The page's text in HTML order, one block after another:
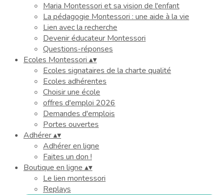
Maria Montessori et sa vision de l'enfant
La pédagogie Montessori : une aide à la vie
Lien avec la recherche
Devenir éducateur Montessori
Questions-réponses
Ecoles Montessori ▴▾
Ecoles signataires de la charte qualité
Ecoles adhérentes
Choisir une école
offres d'emploi 2026
Demandes d'emplois
Portes ouvertes
Adhérer▴▾
Adhérer en ligne
Faites un don !
Boutique en ligne ▴▾
Le lien montessori
Replays